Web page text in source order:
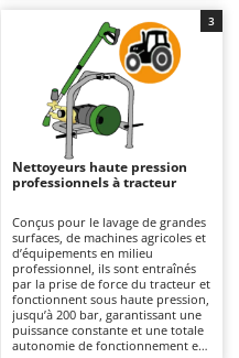
Scies à bûches
pour tracteur
graisses, les huiles et les résidus
tenaces avec une efficacité
supérieure à celle des modèles à
eau froide. Adaptés aux surfaces
de taille moyenne à grande ainsi
qu’aux très grandes surfaces, ils
offrent des résultats
professionnels et conviennent
particulièrement aux ateliers, aux
exploitations agricoles, au secteur
du bâtiment et à l’industrie.
Disponibles en version
400 V, ils doivent être raccordés
au réseau électrique au moyen
d’un câble, dont la longueur
détermine leur rayon d’action. Ils
sont équipés de pompes axiales
ou linéaires dotées de têtes en
aluminium ou en laiton, conçues
pour résister aux contraintes
élevées. Il est recommandé de
Nettoyeurs haute pression
professionnels à tracteur
Conçus pour le lavage de grandes
surfaces, de machines agricoles et
d’équipements en milieu
professionnel, ils sont entraînés
par la prise de force du tracteur et
fonctionnent sous haute pression,
jusqu’à 200 bar, garantissant une
puissance constante et une totale
autonomie de fonctionnement en
3